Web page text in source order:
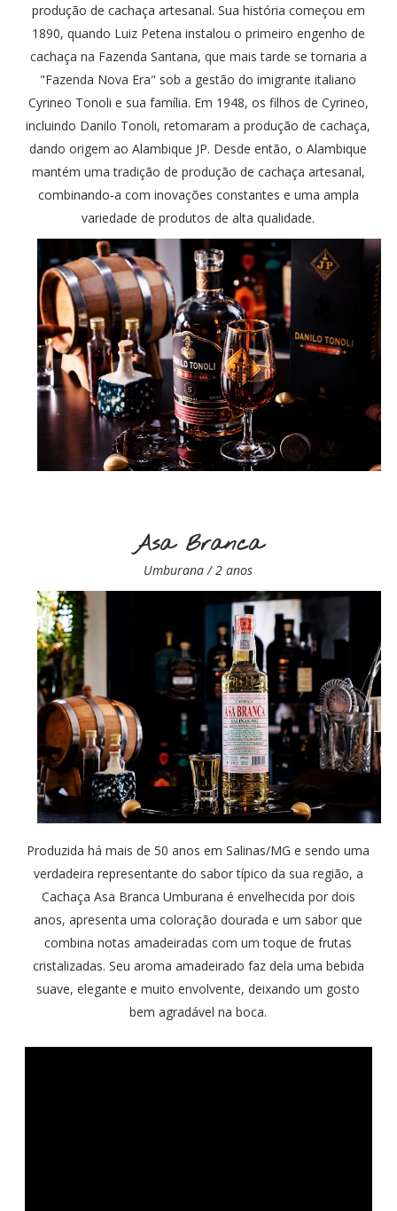
produção de cachaça artesanal. Sua história começou em
1890, quando Luiz Petena instalou o primeiro engenho de
cachaça na Fazenda Santana, que mais tarde se tornaria a
"Fazenda Nova Era" sob a gestão do imigrante italiano
Cyrineo Tonoli e sua família. Em 1948, os filhos de Cyrineo,
incluindo Danilo Tonoli, retomaram a produção de cachaça,
dando origem ao Alambique JP. Desde então, o Alambique
mantém uma tradição de produção de cachaça artesanal,
combinando-a com inovações constantes e uma ampla
variedade de produtos de alta qualidade.
Asa Branca
Umburana / 2 anos
Produzida há mais de 50 anos em Salinas/MG e sendo uma
verdadeira representante do sabor típico da sua região, a
Cachaça Asa Branca Umburana é envelhecida por dois
anos, apresenta uma coloração dourada e um sabor que
combina notas amadeiradas com um toque de frutas
cristalizadas. Seu aroma amadeirado faz dela uma bebida
suave, elegante e muito envolvente, deixando um gosto
bem agradável na boca.